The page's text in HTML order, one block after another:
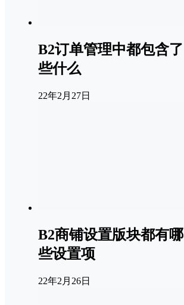
B2订单管理中都包含了
些什么
22年2月27日
B2商铺设置版块都有哪
些设置项
22年2月26日